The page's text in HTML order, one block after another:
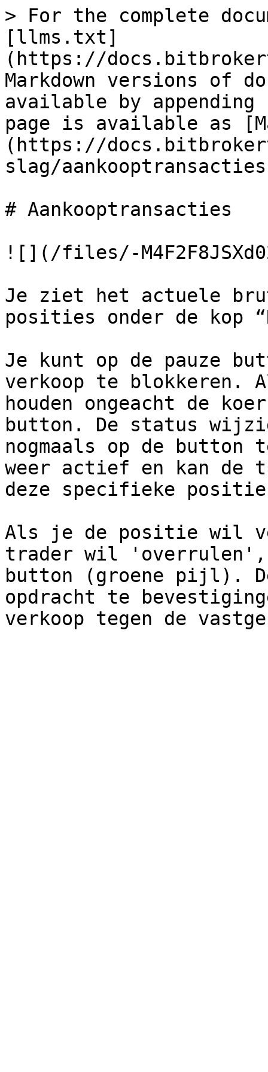
> For the complete
[llms.txt]
(https://
Markdown versions of
available by
page is available as
(https://
slag/
# Aankooptransacties
![](/files/-
Je ziet het actuele
posities onder de kop
Je kunt op de pauze
verkoop te
houden ongeacht de
button. De status
nogmaals op de button
weer actief en kan de
deze specifieke
Als je de positie wil
trader wil 'overrulen',
button (groene pijl).
opdracht te